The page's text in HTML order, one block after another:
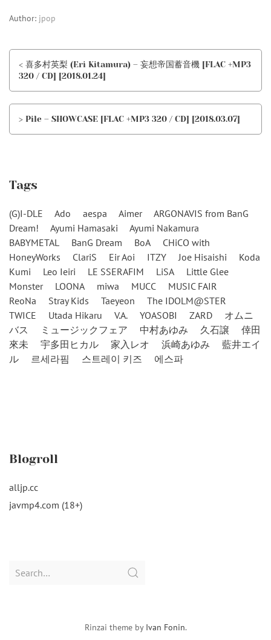
Author: jpop
< 喜多村英梨 (Eri Kitamura) – 妄想帝国蓄音機 [FLAC +MP3
320 / CD] [2018.01.24]
> Pile – SHOWCASE [FLAC +MP3 320 / CD] [2018.03.07]
Tags
(G)I-DLE Ado aespa Aimer
ARGONAVIS from BanG
Dream!
Ayumi Hamasaki
Ayumi Nakamura
BABYMETAL
BanG Dream BoA
CHiCO with
HoneyWorks
ClariS Eir Aoi ITZY Joe Hisaishi
Koda
Kumi
Leo Ieiri LE SSERAFIM LiSA
Little Glee
Monster
LOONA miwa MUCC
MUSIC FAIR
ReoNa
Stray Kids Taeyeon
The IDOLM@STER
TWICE
Utada Hikaru V.A. YOASOBI ZARD
オムニ
バス
ミュージックフェア 中村あゆみ 久石譲
倖田
來未
宇多田ヒカル 家入レオ 浜崎あゆみ
藍井エイ
ル
르세라핌 스트레이 키즈 에스파
Blogroll
alljp.cc
javmp4.com (18+)
Search
Rinzai theme by Ivan Fonin.